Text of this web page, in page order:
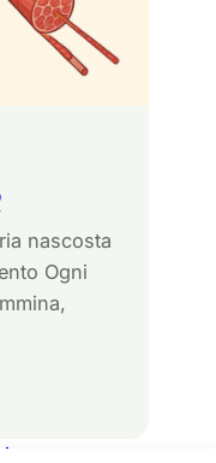
nascosta
Ogni